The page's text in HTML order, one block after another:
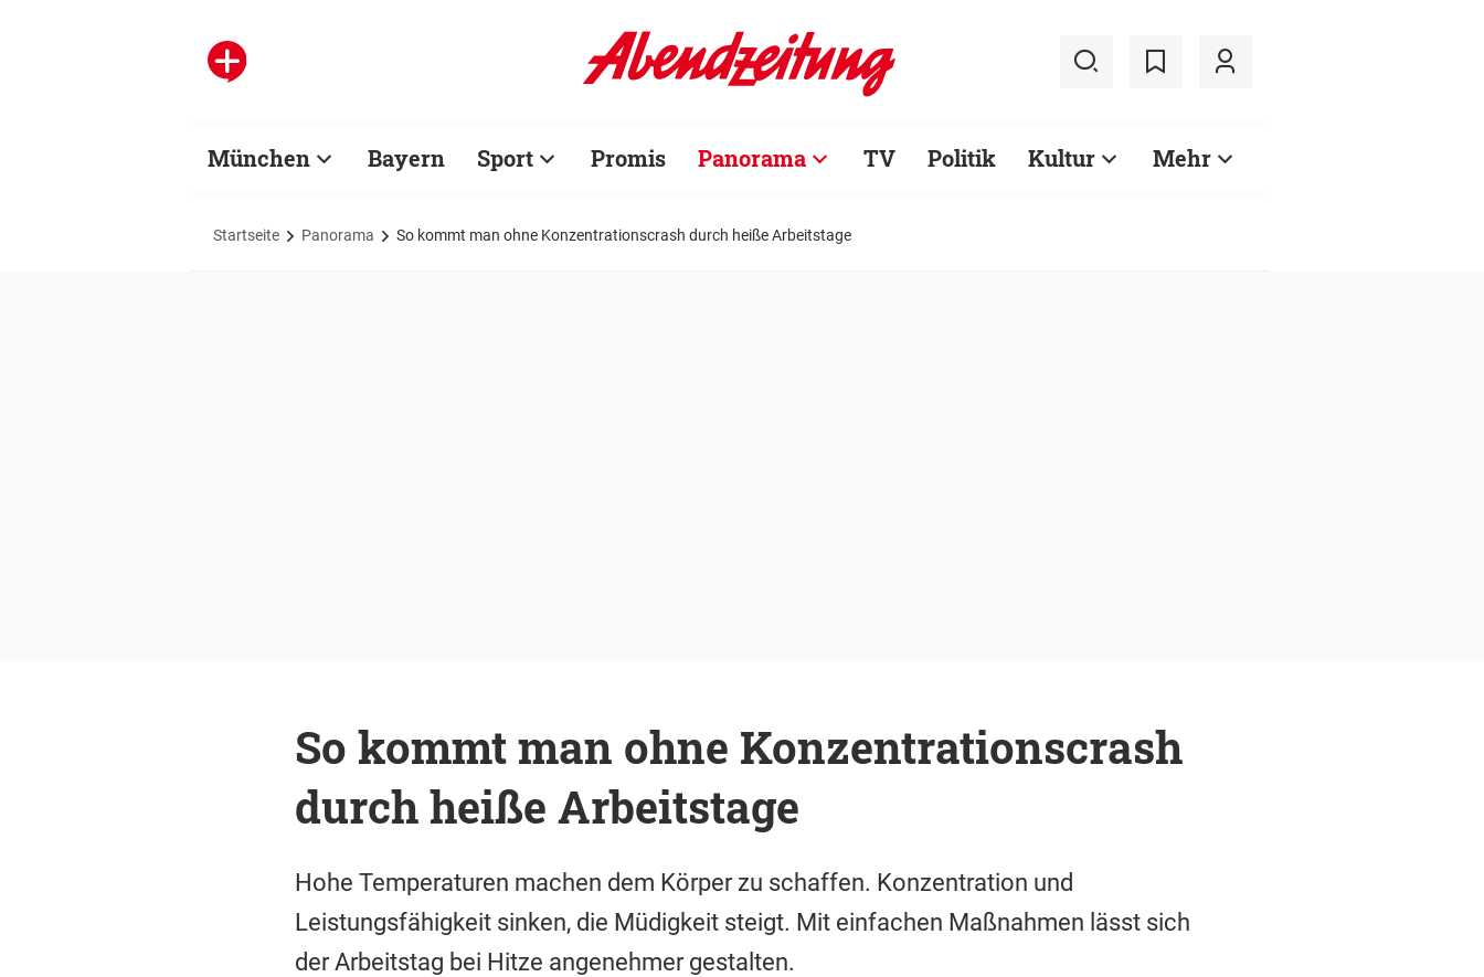
München Bayern Sport Promis Panorama TV Politik Kultur Mehr
Startseite Panorama So kommt man ohne Konzentrationscrash durch heiße Arbeitstage
So kommt man ohne Konzentrationscrash
durch heiße Arbeitstage
Hohe Temperaturen machen dem Körper zu schaffen. Konzentration und
Leistungsfähigkeit sinken, die Müdigkeit steigt. Mit einfachen Maßnahmen lässt sich
der Arbeitstag bei Hitze angenehmer gestalten.